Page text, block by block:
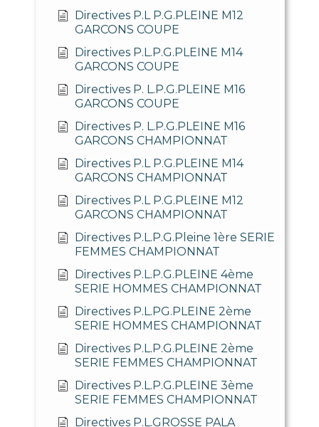
Directives P.L P.G.PLEINE M12
GARCONS COUPE
Directives P.L.P.G.PLEINE M14
GARCONS COUPE
Directives P. L.P.G.PLEINE M16
GARCONS COUPE
Directives P. L.P.G.PLEINE M16
GARCONS CHAMPIONNAT
Directives P.L P.G.PLEINE M14
GARCONS CHAMPIONNAT
Directives P.L P.G.PLEINE M12
GARCONS CHAMPIONNAT
Directives P.L.P.G.Pleine 1ère SERIE
FEMMES CHAMPIONNAT
Directives P.L.P.G.PLEINE 4ème
SERIE HOMMES CHAMPIONNAT
Directives P.L.PG.PLEINE 2ème
SERIE HOMMES CHAMPIONNAT
Directives P.L.P.G.PLEINE 2ème
SERIE FEMMES CHAMPIONNAT
Directives P.L.P.G.PLEINE 3ème
SERIE FEMMES CHAMPIONNAT
Directives P.L.GROSSE PALA